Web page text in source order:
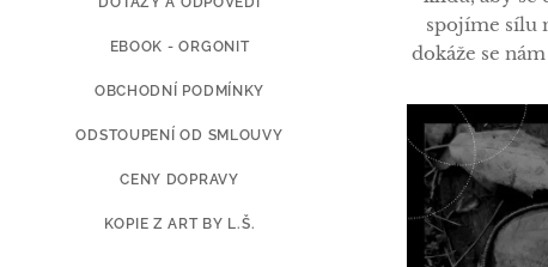
EBOOK - ORGONIT
OBCHODNÍ PODMÍNKY
ODSTOUPENÍ OD SMLOUVY
CENY DOPRAVY
KOPIE Z ART BY L.Š.
spojíme sílu
dokáže se
Orgonit, ty
energie,
negativní
pozitivní.
fyzického a